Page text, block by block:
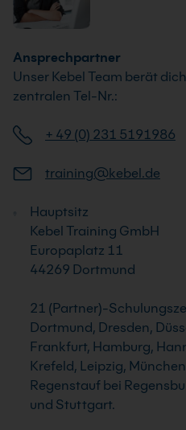
Ansprechpartner
Unser Kebel Team berät
zentralen Tel-Nr.:
+ 49 (0) 231 5191986
training@kebel.de
Hauptsitz
Kebel Training GmbH
Europaplatz 11
44269 Dortmund
21 (Partner)-
Dortmund, Dresden,
Frankfurt, Hamburg,
Krefeld, Leipzig,
Regenstauf bei
und Stuttgart.